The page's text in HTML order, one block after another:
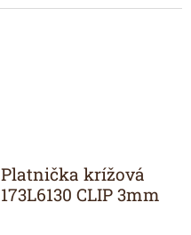
Platnička krížová
173L6130 CLIP 3mm